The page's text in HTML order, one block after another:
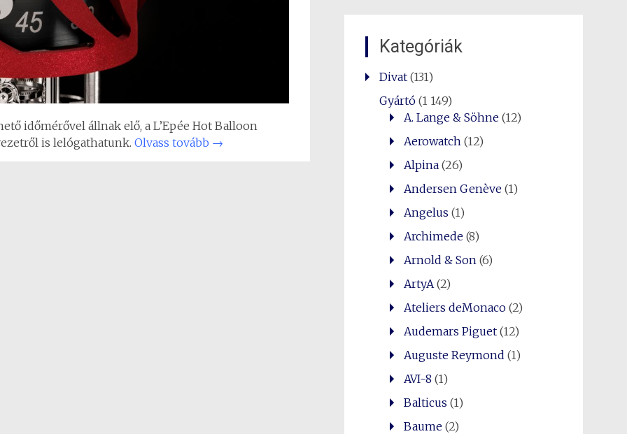
időmérővel állnak elő, a L’Epée Hot Balloon
is lelógathatunk. Olvass tovább →
Kategóriák
Divat(131)
Gyártó(1 149)
A. Lange & Söhne(12)
Aerowatch (12)
Alpina(26)
Andersen Genève(1)
Angelus (1)
Archimede(8)
Arnold & Son (6)
ArtyA (2)
Ateliers deMonaco(2)
Audemars Piguet(12)
Auguste Reymond (1)
AVI-8 (1)
Balticus (1)
Baume(2)